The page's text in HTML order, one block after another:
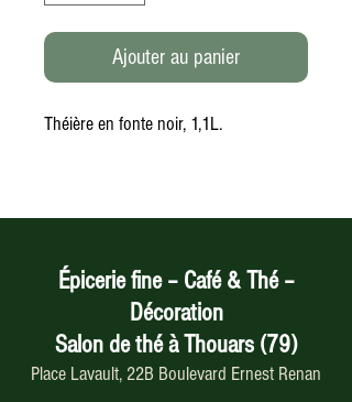
Ajouter au panier
Théière en fonte noir, 1,1L.
Épicerie fine – Café & Thé –
Décoration
Salon de thé à Thouars (79)
Place Lavault, 22B Boulevard Ernest Renan